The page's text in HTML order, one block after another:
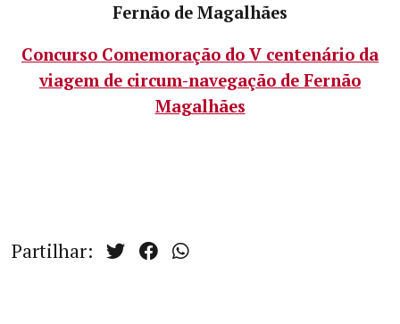
Fernão de Magalhães
Concurso Comemoração do V centenário da
viagem de circum-navegação de Fernão
Magalhães
Partilhar: